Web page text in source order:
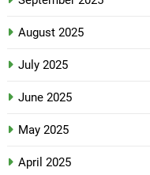
August 2025
July 2025
June 2025
May 2025
April 2025